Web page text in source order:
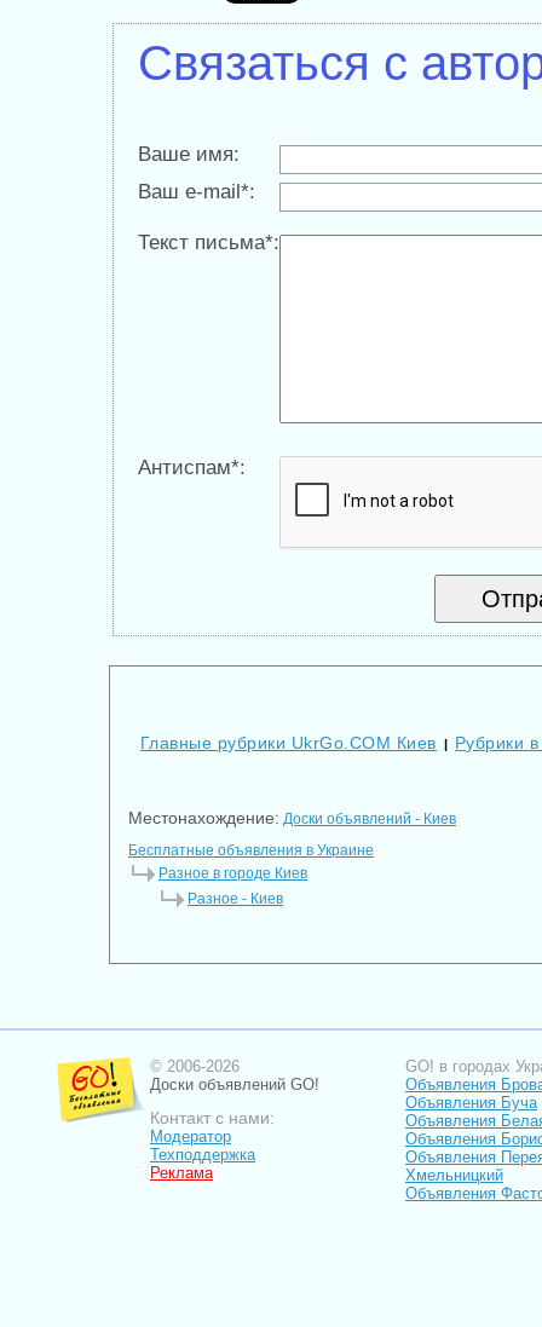
Связаться с
Ваше имя:
Ваш e-mail*:
Текст письма*:
Антиспам*:
Главные рубрики UkrGo.COM Киев | Рубрики
Местонахождение: Доски объявлений - Киев
Бесплатные объявления в Украине
Разное в городе Киев
Разное - Киев
© 2006-2026
Доски объявлений GO!
Контакт с нами:
Модератор
Техподдержка
Реклама
GO! в городах
Объявления
Объявления Буча
Объявления
Объявления
Объявления
Хмельницкий
Объявления